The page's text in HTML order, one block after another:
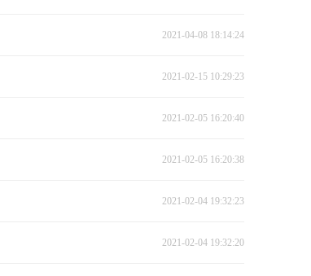
2021-04-08 18:14:24
2021-02-15 10:29:23
2021-02-05 16:20:40
2021-02-05 16:20:38
2021-02-04 19:32:23
2021-02-04 19:32:20